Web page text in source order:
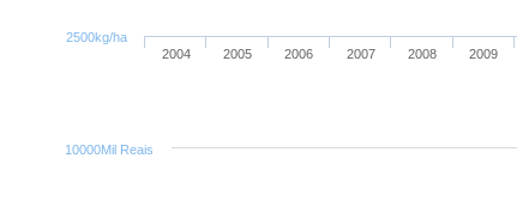
2004 2005 2006 2007 2008 2009
2500kg/ha
10000Mil Reais